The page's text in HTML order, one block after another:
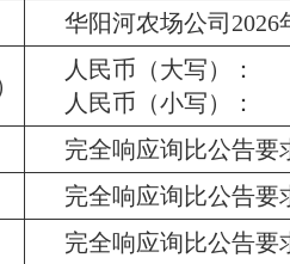
华阳河农场公司
人民币（大
人民币（小
完全响应询比公告要
完全响应询比公告要
完全响应询比公告要